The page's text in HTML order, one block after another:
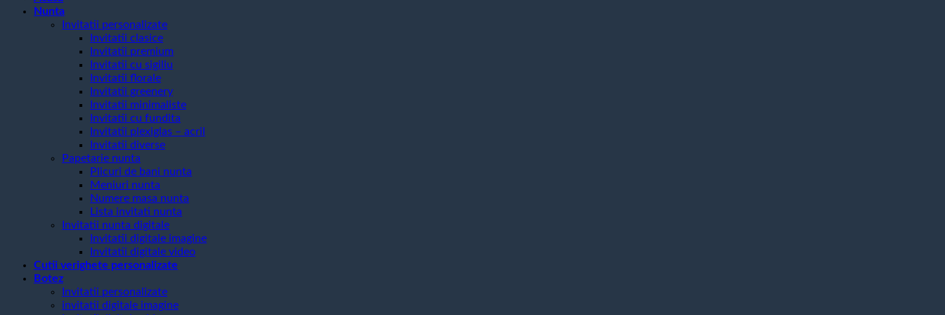
Nunta
Invitatii personalizate
Invitatii clasice
Invitatii premium
Invitatii cu sigiliu
Invitatii florale
Invitatii greenery
Invitatii minimaliste
Invitatii cu fundita
Invitatii plexiglas – acril
Invitatii diverse
Papetarie nunta
Plicuri de bani nunta
Meniuri nunta
Numere masa nunta
Lista invitati nunta
Invitatii nunta digitale
Invitatii digitale imagine
Invitatii digitale video
Cutii verighete personalizate
Botez
Invitatii personalizate
invitatii digitale imagine